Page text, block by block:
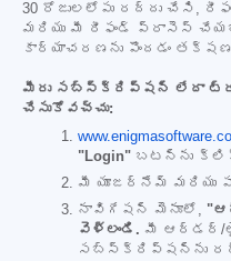
30 రోజులలోపు రద్దు చేసి,
మరియు మీ రీఫండ్ ప్రాసెస్
కార్యాచరణను పొందడం
మీరు సబ్‌స్క్రిప్షన్ లేదా
చేసుకోవచ్చు:
"Login" బటన్‌ను
మీ యూజర్‌నేమ్ మరియు
నావిగేషన్ మెనూలో,
వెళ్లండి. మీ ఆర్డర్/
సబ్‌స్క్రిప్షన్‌ను